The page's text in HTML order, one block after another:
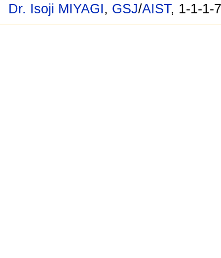
Dr. Isoji MIYAGI, GSJ/AIST, 1-1-1-